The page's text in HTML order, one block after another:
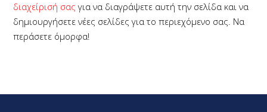
διαχείρισή σας για να διαγράψετε αυτή την σελίδα και να
δημιουργήσετε νέες σελίδες για το περιεχόμενο σας. Να
περάσετε όμορφα!